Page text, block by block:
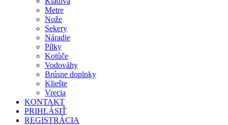
Metre
Nože
Sekery
Náradie
Pílky
Kotúče
Vodováhy
Brúsne doplnky
Kliešte
Vrecia
KONTAKT
PRIHLÁSIŤ
REGISTRÁCIA